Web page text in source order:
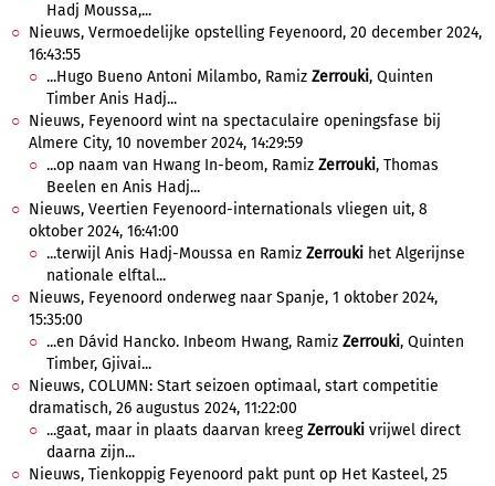
Hadj Moussa,...
Nieuws, Vermoedelijke opstelling Feyenoord, 20 december 2024,
16:43:55
...Hugo Bueno Antoni Milambo, Ramiz Zerrouki, Quinten
Timber Anis Hadj...
Nieuws, Feyenoord wint na spectaculaire openingsfase bij
Almere City, 10 november 2024, 14:29:59
...op naam van Hwang In-beom, Ramiz Zerrouki, Thomas
Beelen en Anis Hadj...
Nieuws, Veertien Feyenoord-internationals vliegen uit, 8
oktober 2024, 16:41:00
...terwijl Anis Hadj-Moussa en Ramiz Zerrouki het Algerijnse
nationale elftal...
Nieuws, Feyenoord onderweg naar Spanje, 1 oktober 2024,
15:35:00
...en Dávid Hancko. Inbeom Hwang, Ramiz Zerrouki, Quinten
Timber, Gjivai...
Nieuws, COLUMN: Start seizoen optimaal, start competitie
dramatisch, 26 augustus 2024, 11:22:00
...gaat, maar in plaats daarvan kreegZerrouki vrijwel direct
daarna zijn...
Nieuws, Tienkoppig Feyenoord pakt punt op Het Kasteel, 25